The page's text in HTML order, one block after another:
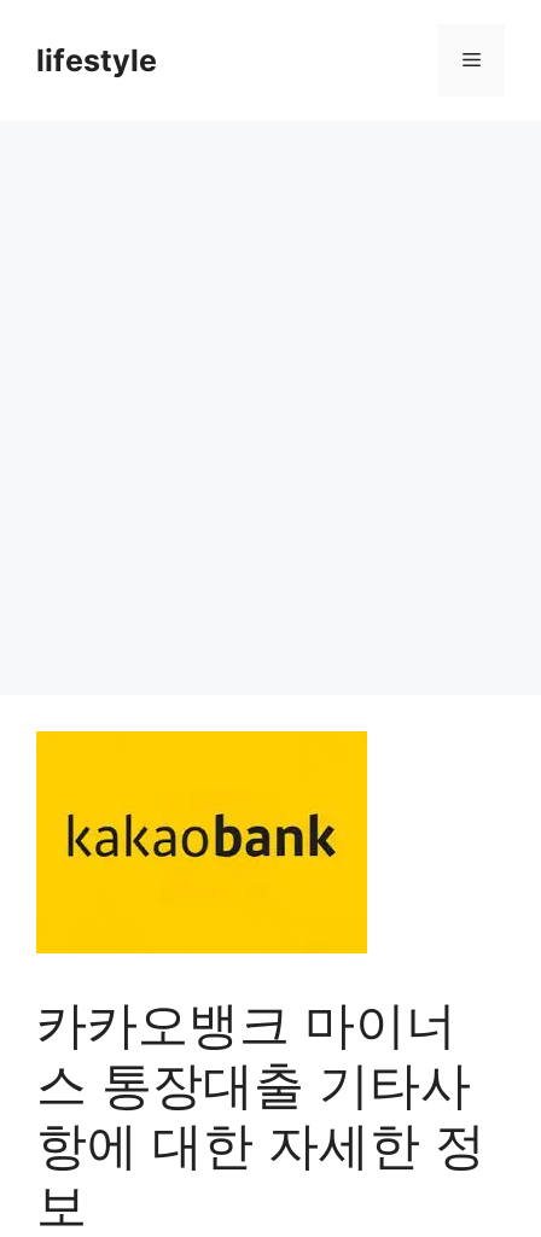
lifestyle 메
카카오뱅크 마이너
스 통장대출 기타사
항에 대한 자세한 정
보